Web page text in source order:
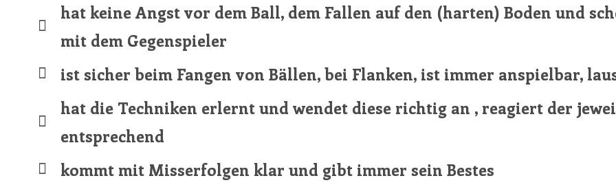
hat keine Angst vor dem Ball, dem Fallen auf den (harten) Boden und
mit dem Gegenspieler
ist sicher beim Fangen von Bällen, bei Flanken, ist immer anspielbar,
hat die Techniken erlernt und wendet diese richtig an , reagiert der
entsprechend
kommt mit Misserfolgen klar und gibt immer sein Bestes